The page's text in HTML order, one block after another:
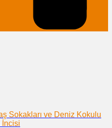
Sokakları ve Deniz Kokulu
İncisi